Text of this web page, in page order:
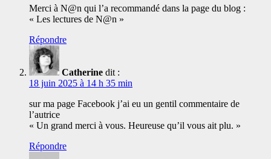
Merci à N@n qui l’a recommandé dans la page du blog :
« Les lectures de N@n »
Répondre
Catherine dit :
18 juin 2025 à 14 h 35 min
sur ma page Facebook j’ai eu un gentil commentaire de
l’autrice
« Un grand merci à vous. Heureuse qu’il vous ait plu. »
Répondre